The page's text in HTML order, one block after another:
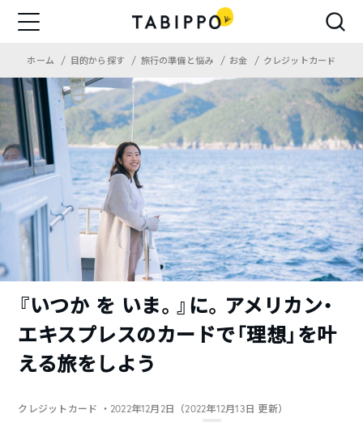
ホーム 目的から探す 旅行の準備と悩み お金 クレジットカード
『いつか を いま。』に。アメリカン・
エキスプレスのカードで「理想」を叶
える旅をしよう
クレジットカード ・2022年12月2日（2022年12月13日 更新）